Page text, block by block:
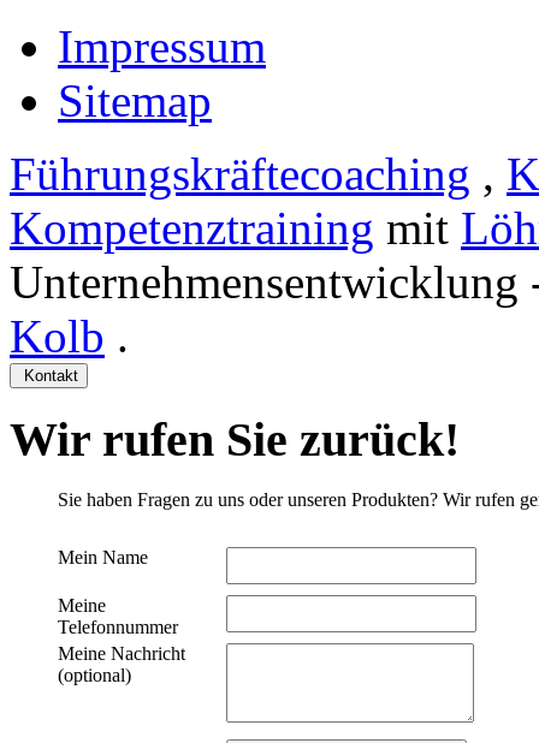
Impressum
Sitemap
Führungskräftecoaching ,
Kompetenztraining mit
Kolb .
Kontakt
Wir rufen Sie zurück!
Sie haben Fragen zu uns oder unseren Produkten? Wir rufen
Mein Name
Meine
Telefonnummer
Meine Nachricht
(optional)